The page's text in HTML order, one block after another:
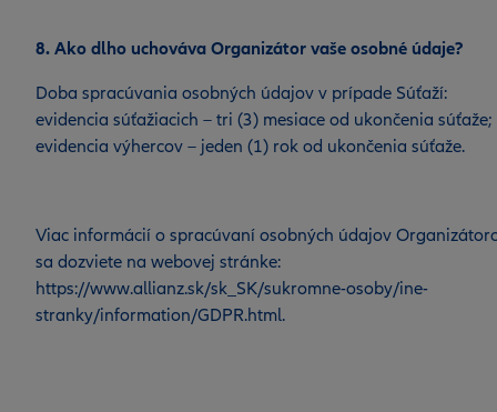
8. Ako dlho uchováva Organizátor vaše osobné údaje?
Doba spracúvania osobných údajov v prípade Súťaží:
evidencia súťažiacich – tri (3) mesiace od ukončenia súťaže;
evidencia výhercov – jeden (1) rok od ukončenia súťaže.
Viac informácií o spracúvaní osobných údajov
sa dozviete na webovej stránke:
https://www.allianz.sk/sk_SK/sukromne-osoby/ine-
stranky/information/GDPR.html.